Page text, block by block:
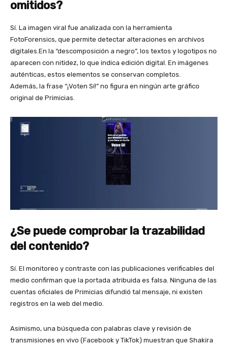
omitidos?
Sí. La imagen viral fue analizada con la herramienta
FotoForensics, que permite detectar alteraciones en archivos
digitales.En la “descomposición a negro”, los textos y logotipos no
aparecen con nitidez, lo que indica edición digital. En imágenes
auténticas, estos elementos se conservan completos.
Además, la frase “¡Voten Sí!” no figura en ningún arte gráfico
original de Primicias.
¿Se puede comprobar la trazabilidad
del contenido?
Sí. El monitoreo y contraste con las publicaciones verificables del
medio confirman que la portada atribuida es falsa. Ninguna de las
cuentas oficiales de Primicias difundió tal mensaje, ni existen
registros en la web del medio.
Asimismo, una búsqueda con palabras clave y revisión de
transmisiones en vivo (Facebook y TikTok) muestran que Shakira